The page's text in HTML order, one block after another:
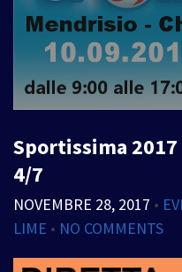
Sportissima
4/7
NOVEMBRE 28, 2017 •
LIME • NO COMMENTS